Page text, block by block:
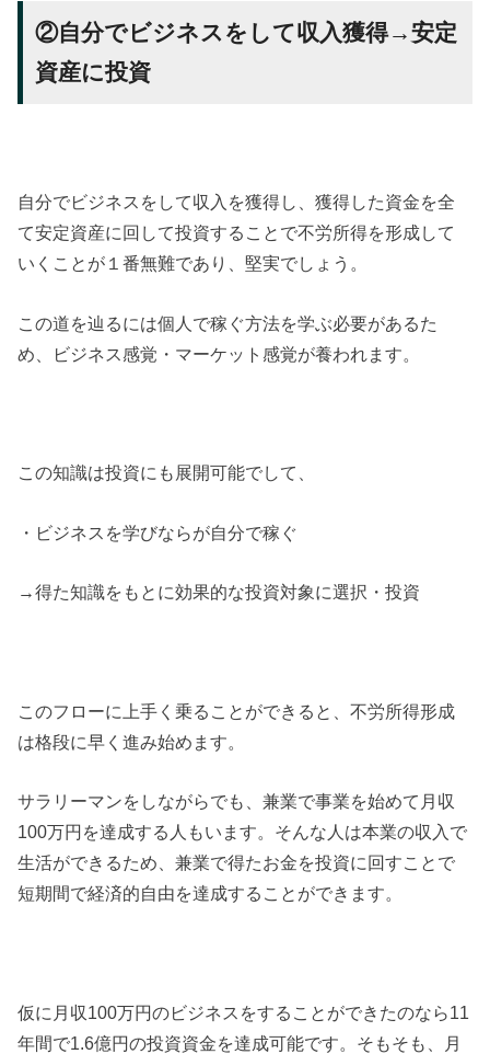
②自分でビジネスをして収入獲得→安定
資産に投資
自分でビジネスをして収入を獲得し、獲得した資金を全
て安定資産に回して投資することで不労所得を形成して
いくことが１番無難であり、堅実でしょう。
この道を辿るには個人で稼ぐ方法を学ぶ必要があるた
め、ビジネス感覚・マーケット感覚が養われます。
この知識は投資にも展開可能でして、
・ビジネスを学びならが自分で稼ぐ
→得た知識をもとに効果的な投資対象に選択・投資
このフローに上手く乗ることができると、不労所得形成
は格段に早く進み始めます。
サラリーマンをしながらでも、兼業で事業を始めて月収
100万円を達成する人もいます。そんな人は本業の収入で
生活ができるため、兼業で得たお金を投資に回すことで
短期間で経済的自由を達成することができます。
仮に月収100万円のビジネスをすることができたのなら11
年間で1.6億円の投資資金を達成可能です。そもそも、月